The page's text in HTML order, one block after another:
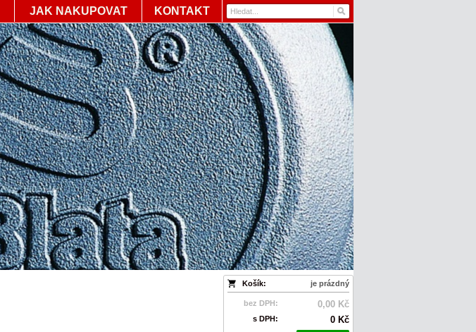
JAK NAKUPOVAT KONTAKT
Košík: je prázdný
bez DPH: 0,00 Kč
s DPH: 0 Kč